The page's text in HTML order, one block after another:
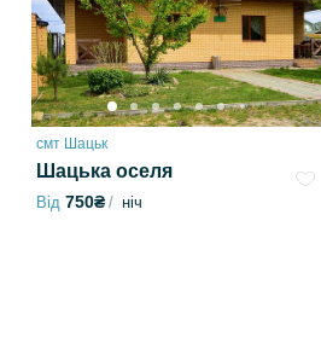
смт Шацьк
Шацька оселя
Від 750₴ ніч